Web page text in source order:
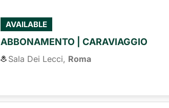
AVAILABLE
ABBONAMENTO | CARAVIAGGIO
Sala Dei Lecci, Roma